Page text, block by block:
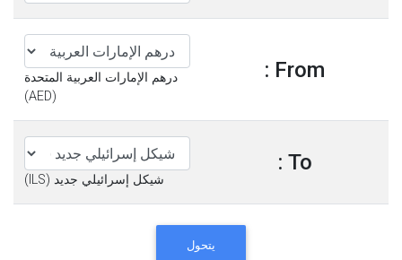
From :
درهم الإمارات العربية المتحدة
(AED)
To :
شيكل إسرائيلي جديد (ILS)
يتحول